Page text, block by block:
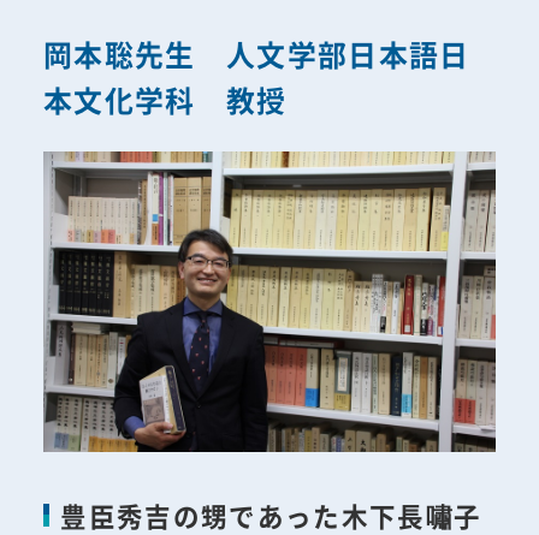
岡本聡先生 人文学部日本語日
本文化学科 教授
豊臣秀吉の甥であった木下長嘯子